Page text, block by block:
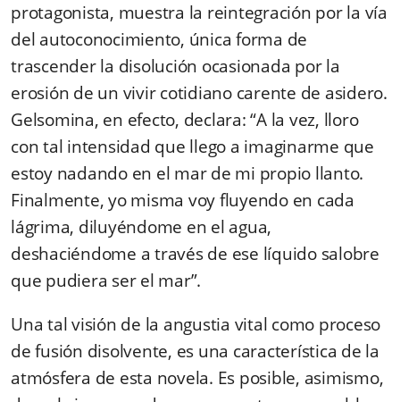
protagonista, muestra la reintegración por la vía
del autoconocimiento, única forma de
trascender la disolución ocasionada por la
erosión de un vivir cotidiano carente de asidero.
Gelsomina, en efecto, declara: “A la vez, lloro
con tal intensidad que llego a imaginarme que
estoy nadando en el mar de mi propio llanto.
Finalmente, yo misma voy fluyendo en cada
lágrima, diluyéndome en el agua,
deshaciéndome a través de ese líquido salobre
que pudiera ser el mar”.
Una tal visión de la angustia vital como proceso
de fusión disolvente, es una característica de la
atmósfera de esta novela. Es posible, asimismo,